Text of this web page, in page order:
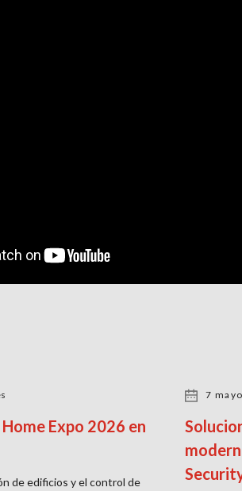
Expo 2026 en
de edificios y el control de
7